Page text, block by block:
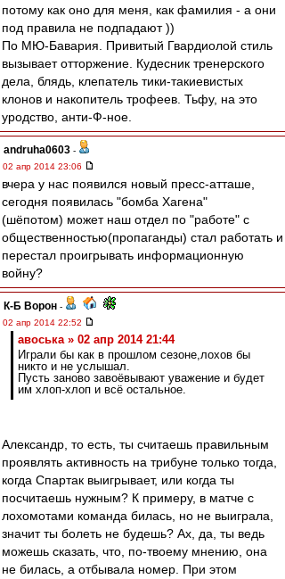
потому как оно для меня, как фамилия - а они
под правила не подпадают ))
По МЮ-Бавария. Привитый Гвардиолой стиль
вызывает отторжение. Кудесник тренерского
дела, блядь, клепатель тики-такиевистых
клонов и накопитель трофеев. Тьфу, на это
уродство, анти-Ф-ное.
andruha0603 -
02 апр 2014 23:06
вчера у нас появился новый пресс-атташе,
сегодня появилась "бомба Хагена"
(шёпотом) может наш отдел по "работе" с
общественностью(пропаганды) стал работать и
перестал проигрывать информационную
войну?
К-Б Ворон -
02 апр 2014 22:52
авоська » 02 апр 2014 21:44
Играли бы как в прошлом сезоне,лохов бы
никто и не услышал.
Пусть заново завоёвывают уважение и будет
им хлоп-хлоп и всё остальное.
Александр, то есть, ты считаешь правильным
проявлять активность на трибуне только тогда,
когда Спартак выигрывает, или когда ты
посчитаешь нужным? К примеру, в матче с
лохомотами команда билась, но не выиграла,
значит ты болеть не будешь? Ах, да, ты ведь
можешь сказать, что, по-твоему мнению, она
не билась, а отбывала номер. При этом